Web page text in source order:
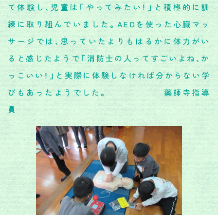
て体験し、児童は「やってみたい！」と積極的に訓
練に取り組んでいました。AEDを使った心臓マッ
サージでは、思っていたよりもはるかに体力がい
ると感じたようで「消防士の人ってすごいよね、か
っこいい！」と実際に体験しなければ分からない学
びもあったようでした。 藥師寺指導
員